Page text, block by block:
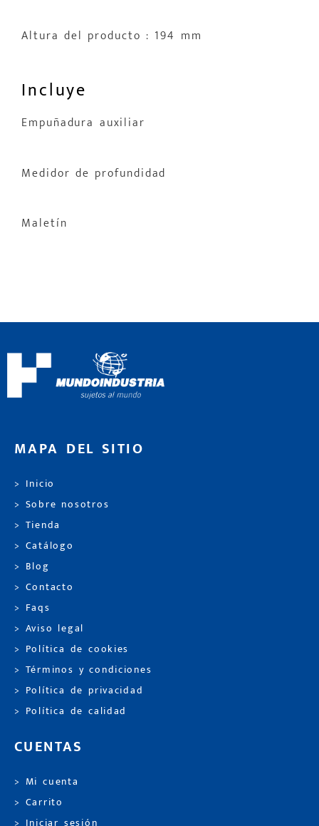
Altura del producto : 194 mm
Incluye
Empuñadura auxiliar
Medidor de profundidad
Maletín
MAPA DEL SITIO
> Inicio
> Sobre nosotros
> Tienda
> Catálogo
> Blog
> Contacto
> Faqs
> Aviso legal
> Política de cookies
> Términos y condiciones
> Política de privacidad
> Política de calidad
CUENTAS
> Mi cuenta
> Carrito